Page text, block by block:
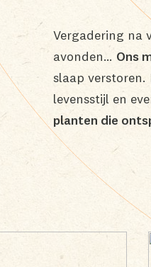
Duurzaamheid
B Corp™
Onze keurmerken
Ondersteuning &
opleiding
Vergadering na
avonden… Ons
slaap
levensstijl en
planten die